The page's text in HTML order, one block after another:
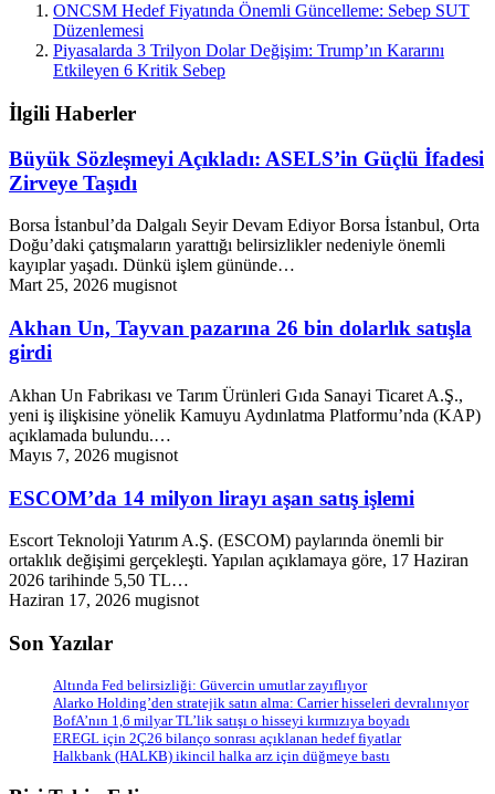
ONCSM Hedef Fiyatında Önemli Güncelleme: Sebep SUT
Düzenlemesi
Piyasalarda 3 Trilyon Dolar Değişim: Trump’ın Kararını
Etkileyen 6 Kritik Sebep
İlgili Haberler
Büyük Sözleşmeyi Açıkladı: ASELS’in Güçlü İfadesi
Zirveye Taşıdı
Borsa İstanbul’da Dalgalı Seyir Devam Ediyor Borsa İstanbul, Orta
Doğu’daki çatışmaların yarattığı belirsizlikler nedeniyle önemli
kayıplar yaşadı. Dünkü işlem gününde…
Mart 25, 2026 mugisnot
Akhan Un, Tayvan pazarına 26 bin dolarlık satışla
girdi
Akhan Un Fabrikası ve Tarım Ürünleri Gıda Sanayi Ticaret A.Ş.,
yeni iş ilişkisine yönelik Kamuyu Aydınlatma Platformu’nda (KAP)
açıklamada bulundu.…
Mayıs 7, 2026 mugisnot
ESCOM’da 14 milyon lirayı aşan satış işlemi
Escort Teknoloji Yatırım A.Ş. (ESCOM) paylarında önemli bir
ortaklık değişimi gerçekleşti. Yapılan açıklamaya göre, 17 Haziran
2026 tarihinde 5,50 TL…
Haziran 17, 2026 mugisnot
Son Yazılar
Altında Fed belirsizliği: Güvercin umutlar zayıflıyor
Alarko Holding’den stratejik satın alma: Carrier hisseleri devralınıyor
BofA’nın 1,6 milyar TL’lik satışı o hisseyi kırmızıya boyadı
EREGL için 2Ç26 bilanço sonrası açıklanan hedef fiyatlar
Halkbank (HALKB) ikincil halka arz için düğmeye bastı